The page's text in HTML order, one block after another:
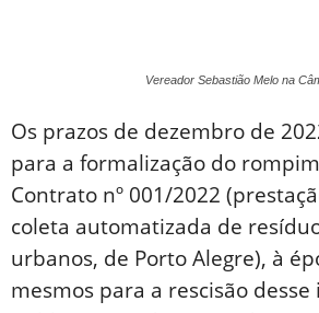
Vereador Sebastião Melo na
Os prazos de dezembro de
para a formalização do
Contrato nº 001/2022
coleta automatizada de
urbanos, de Porto Alegre), à
mesmos para a rescisão